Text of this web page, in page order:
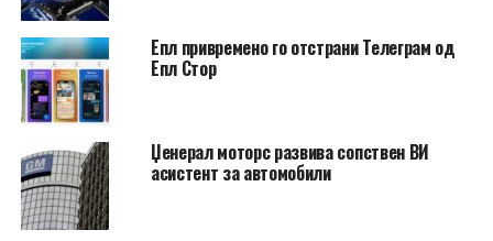
Епл привремено го отстрани Телеграм од
Епл Стор
Џенерал моторс развива сопствен ВИ
асистент за автомобили